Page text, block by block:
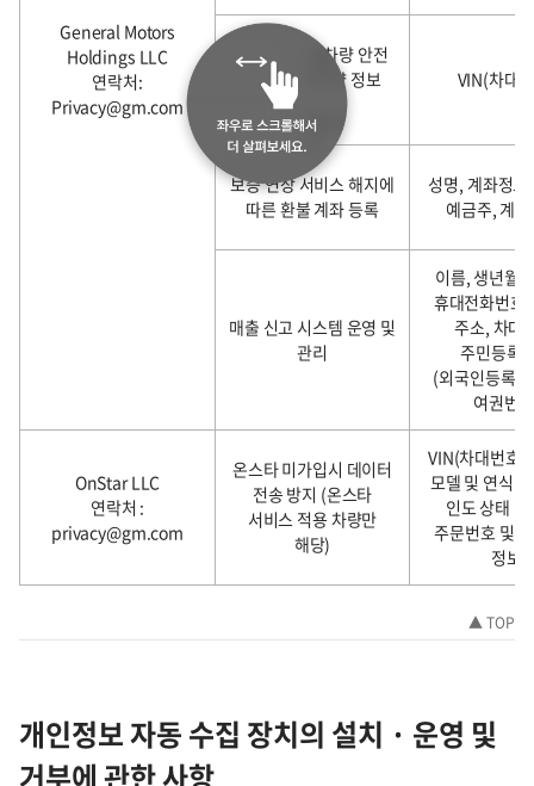
General Motors
Holdings LLC
연락처:
Privacy@gm.com
품질 개선 및 차량 안전
관리, 생산 차량 정보
관리
VIN(차대
보증 연장 서비스 해지에
따른 환불 계좌 등록
성명, 계좌정
예금주, 계
매출 신고 시스템 운영 및
관리
이름, 생년월
휴대전화번호
주소, 차대
주민등록
(외국인등록
여권번
OnStar LLC
연락처 :
privacy@gm.com
온스타 미가입시 데이터
전송 방지 (온스타
서비스 적용 차량만
해당)
VIN(차대번호
모델 및 연식
인도 상태
주문번호 및
정보
▲ TOP
개인정보 자동 수집 장치의 설치 · 운영 및
거부에 관한 사항